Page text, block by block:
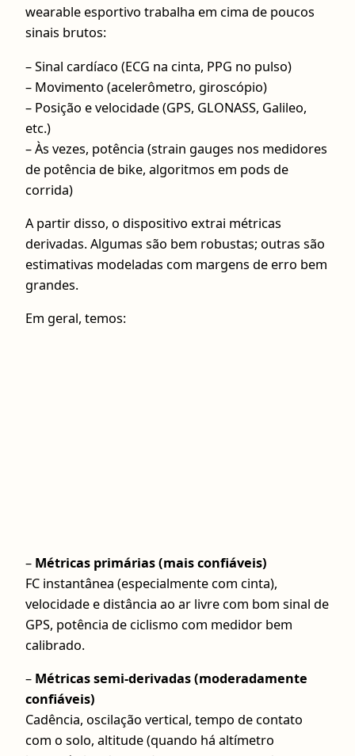
wearable esportivo trabalha em cima de poucos
sinais brutos:
– Sinal cardíaco (ECG na cinta, PPG no pulso)
– Movimento (acelerômetro, giroscópio)
– Posição e velocidade (GPS, GLONASS, Galileo,
etc.)
– Às vezes, potência (strain gauges nos medidores
de potência de bike, algoritmos em pods de
corrida)
A partir disso, o dispositivo extrai métricas
derivadas. Algumas são bem robustas; outras são
estimativas modeladas com margens de erro bem
grandes.
Em geral, temos:
– Métricas primárias (mais confiáveis)
FC instantânea (especialmente com cinta),
velocidade e distância ao ar livre com bom sinal de
GPS, potência de ciclismo com medidor bem
calibrado.
– Métricas semi-derivadas (moderadamente
confiáveis)
Cadência, oscilação vertical, tempo de contato
com o solo, altitude (quando há altímetro